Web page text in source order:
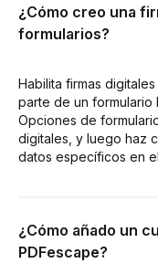
¿Cómo creo una
formularios?
Habilita firmas
parte de un formulario
Opciones de
digitales, y luego haz
datos específicos en
¿Cómo añado un
PDFescape?